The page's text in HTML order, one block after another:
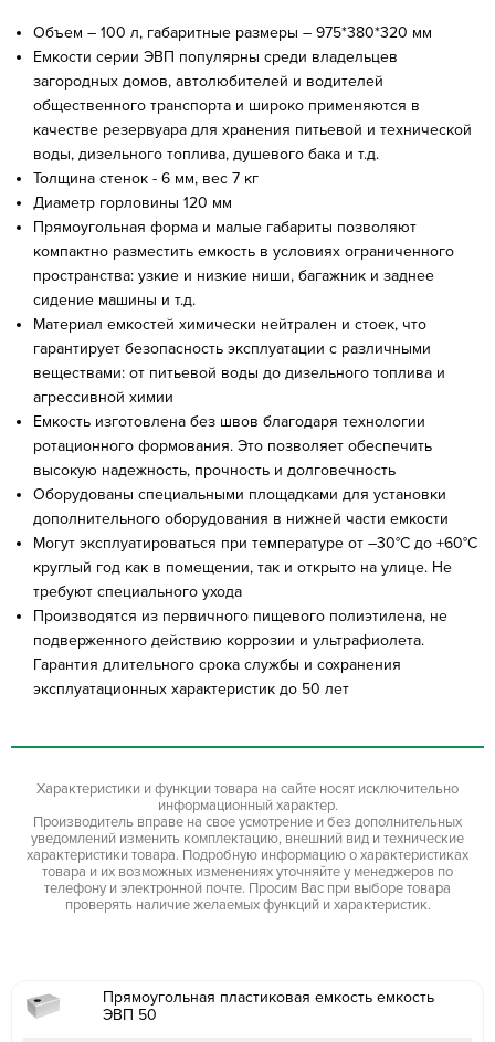
Объем – 100 л, габаритные размеры – 975*380*320 мм
Емкости серии ЭВП популярны среди владельцев
загородных домов, автолюбителей и водителей
общественного транспорта и широко применяются в
качестве резервуара для хранения питьевой и технической
воды, дизельного топлива, душевого бака и т.д.
Толщина стенок - 6 мм, вес 7 кг
Диаметр горловины 120 мм
Прямоугольная форма и малые габариты позволяют
компактно разместить емкость в условиях ограниченного
пространства: узкие и низкие ниши, багажник и заднее
сидение машины и т.д.
Материал емкостей химически нейтрален и стоек, что
гарантирует безопасность эксплуатации с различными
веществами: от питьевой воды до дизельного топлива и
агрессивной химии
Емкость изготовлена без швов благодаря технологии
ротационного формования. Это позволяет обеспечить
высокую надежность, прочность и долговечность
Оборудованы специальными площадками для установки
дополнительного оборудования в нижней части емкости
Могут эксплуатироваться при температуре от –30°С до +60°С
круглый год как в помещении, так и открыто на улице. Не
требуют специального ухода
Производятся из первичного пищевого полиэтилена, не
подверженного действию коррозии и ультрафиолета.
Гарантия длительного срока службы и сохранения
эксплуатационных характеристик до 50 лет
Характеристики и функции товара на сайте носят исключительно
информационный характер.
Производитель вправе на свое усмотрение и без дополнительных
уведомлений изменить комплектацию, внешний вид и технические
характеристики товара. Подробную информацию о характеристиках
товара и их возможных изменениях уточняйте у менеджеров по
телефону и электронной почте. Просим Вас при выборе товара
проверять наличие желаемых функций и характеристик.
Прямоугольная пластиковая емкость емкость
ЭВП 50